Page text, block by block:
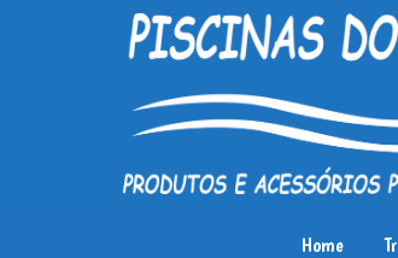
Piscinas
Home